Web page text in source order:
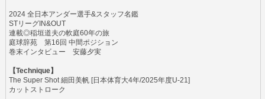
2024 全日本アンダー選手&スタッフ名鑑
STリーグIN&OUT
連載◎稲垣道夫の軟庭60年の旅
庭球辞苑 第16回 中間ポジション
巻末インタビュー 安藤夕実
【Technique】
The Super Shot 細田美帆 [日本体育大4年/2025年度U-21]
カットストローク